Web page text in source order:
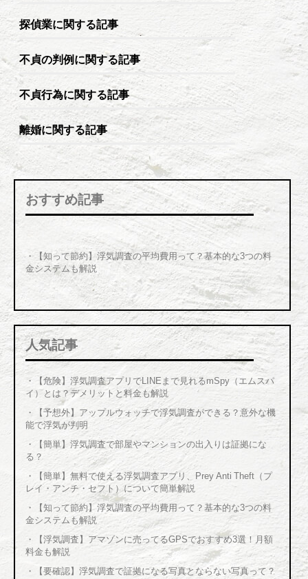
探偵業に関する記事
不貞の判例に関する記事
不貞行為に関する記事
離婚に関する記事
おすすめ記事
・【知って節約】浮気調査の平均費用って？基本的な3つの料
金システムも解説
人気記事
・
【危険】浮気調査アプリでLINEまで見れるmSpy（エムスパ
イ）とは？デメリットと料金も解説
・
【予想外】アップルウォッチで浮気調査ができる？意外な機
能で浮気が判明
・
【簡単】浮気調査で部屋やマンションの出入りは証拠にな
る？
・
【簡単】無料で使える浮気調査アプリ、Prey Anti Theft（プ
レイ・アンチ・セフト）について簡単解説
・
【知って節約】浮気調査の平均費用って？基本的な3つの料
金システムも解説
・
【浮気調査】アマゾンに売ってるGPSでおすすめ3選！月額
料金も解説
・ 【要確認】浮気調査で証拠になる写真とならない写真って？